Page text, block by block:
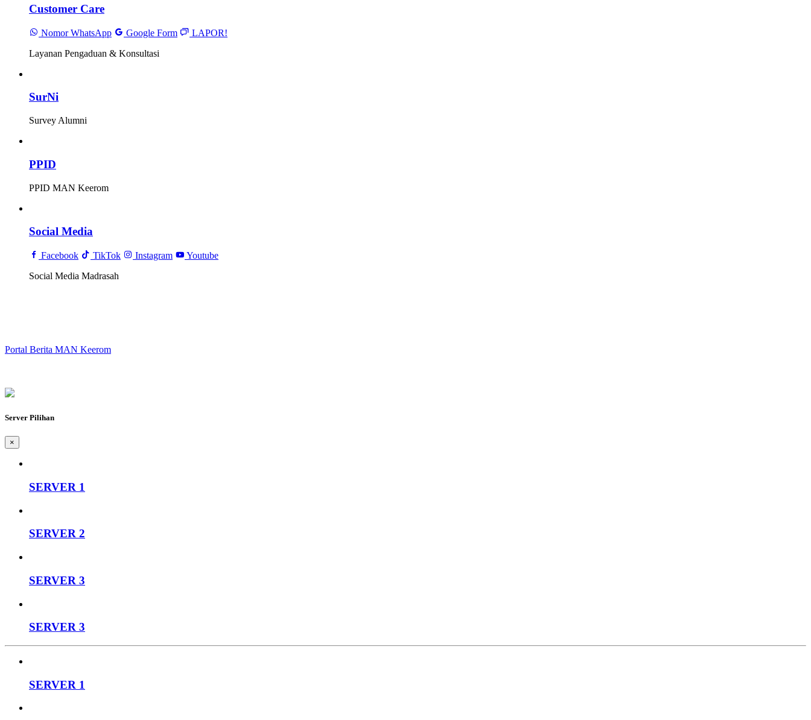
Customer Care
Nomor WhatsApp Google Form
LAPOR!
Layanan Pengaduan & Konsultasi
SurNi
Survey Alumni
PPID
PPID MAN Keerom
Social Media
Facebook TikTok Instagram
Youtube
Social Media Madrasah
Portal Berita MAN Keerom
Server Pilihan
×
SERVER 1
SERVER 2
SERVER 3
SERVER 3
SERVER 1